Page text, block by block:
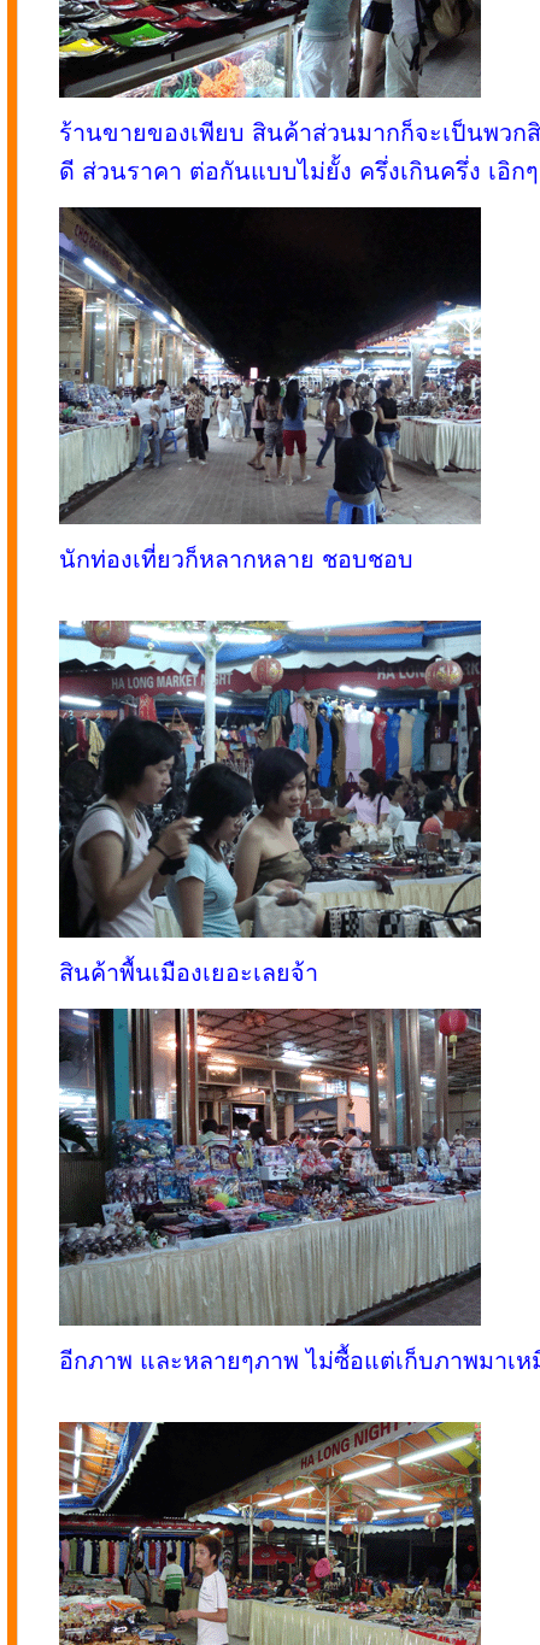
ร้านขายของเพียบ สินค้าส่วนมากก็จะเป็นพวก
ดี ส่วนราคา ต่อกันแบบไม่ยั้ง ครึ่งเกินครึ่ง เอิกๆ
นักท่องเที่ยวก็หลากหลาย ชอบชอบ
สินค้าพื้นเมืองเยอะเลยจ้า
อีกภาพ และหลายๆภาพ ไม่ซื้อแต่เก็บภาพมาเ